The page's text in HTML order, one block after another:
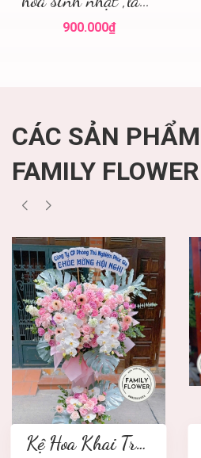
hoa đẹp
900.000₫
CÁC SẢN
FAMILY FLOWER
Kệ Hoa Khai Trương 2 tầng